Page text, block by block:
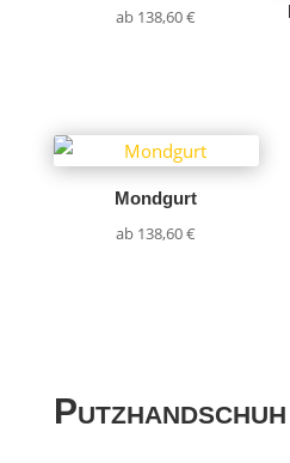
ab 138,60€
Mondgurt
ab 138,60€
Putzhandschuh